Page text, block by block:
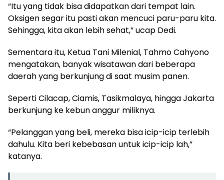
“Itu yang tidak bisa didapatkan dari tempat lain.
Oksigen segar itu pasti akan mencuci paru-paru kita.
Sehingga, kita akan lebih sehat,” ucap Dedi.
Sementara itu, Ketua Tani Milenial, Tahmo Cahyono
mengatakan, banyak wisatawan dari beberapa
daerah yang berkunjung di saat musim panen.
Seperti Cilacap, Ciamis, Tasikmalaya, hingga Jakarta
berkunjung ke kebun anggur miliknya.
“Pelanggan yang beli, mereka bisa icip-icip terlebih
dahulu. Kita beri kebebasan untuk icip-icip lah,”
katanya.